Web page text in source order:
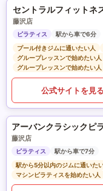
セントラルフィットネ
藤沢店
ピラティス
駅から車で6分
プール付きジムに通いたい人
グループレッスンで始めたい人
グループレッスンで始めたい人
公式サイトを見る
藤沢店
ピラティス
駅から車で7分
駅から5分以内のジムに通いた
マシンピラティスを始めたい人